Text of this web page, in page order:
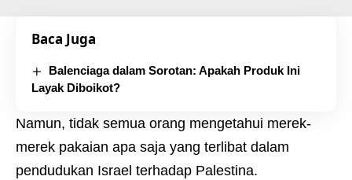
Baca Juga
Balenciaga dalam Sorotan: Apakah Produk Ini
Layak Diboikot?
Namun, tidak semua orang mengetahui merek-
merek pakaian apa saja yang terlibat dalam
pendudukan Israel terhadap Palestina.